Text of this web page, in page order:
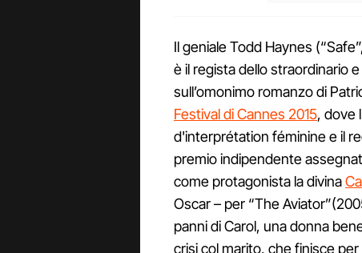
Il geniale Todd Haynes
è il regista dello straordinario
sull’omonimo romanzo di
Festival di Cannes 2015, dove
d'interprétation féminine e il
premio indipendente
come protagonista la divina
Oscar – per “The
panni di Carol, una donna
crisi col marito, che finisce